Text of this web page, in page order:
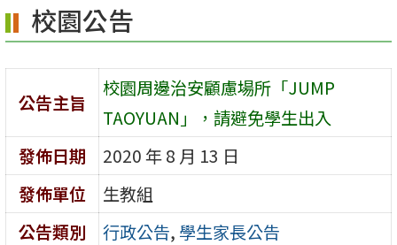
容
區
校園公告
公告主旨
校園周邊治安顧慮場所「JUMP
TAOYUAN」，請避免學生出入
發佈日期
2020 年 8 月 13 日
發佈單位
生教組
公告類別
行政公告, 學生家長公告